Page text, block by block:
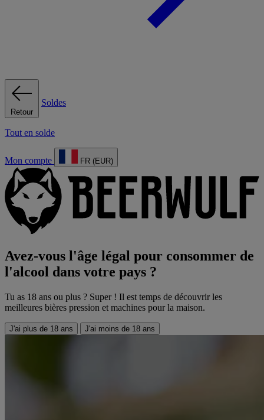
Retour
Soldes
Tout en solde
Mon compte FR (EUR)
Avez-vous l'âge légal pour consommer de
l'alcool dans votre pays ?
Tu as 18 ans ou plus ? Super ! Il est temps de découvrir les
meilleures bières pression et machines pour la maison.
J'ai plus de 18 ans J'ai moins de 18 ans